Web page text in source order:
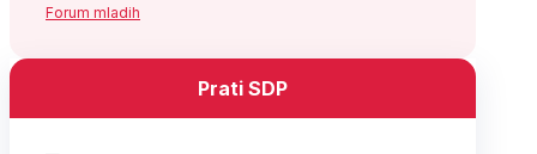
Forum mladih
Prati SDP